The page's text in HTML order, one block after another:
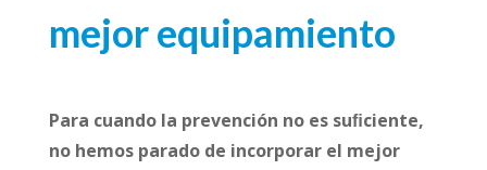
mejor equipamiento
Para cuando la prevención no es suﬁciente,
no hemos parado de incorporar el mejor